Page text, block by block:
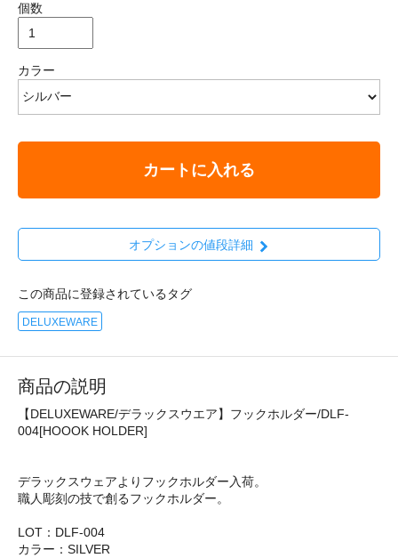
個数
カラー
カートに入れる
オプションの値段詳細
この商品に登録されているタグ
DELUXEWARE
商品の説明
【DELUXEWARE/デラックスウエア】フックホルダー/DLF-
004[HOOOK HOLDER]
デラックスウェアよりフックホルダー入荷。
職人彫刻の技で創るフックホルダー。
LOT：DLF-004
カラー：SILVER